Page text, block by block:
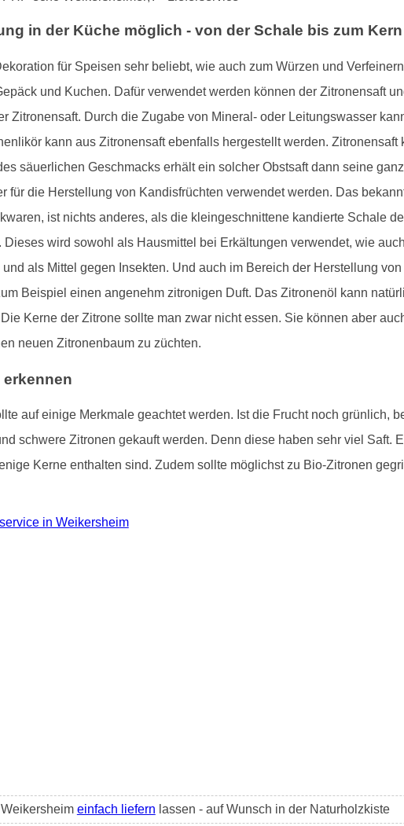
in der Küche möglich - von der Schale bis zum Kern
für Speisen sehr beliebt, wie auch zum Würzen und
und Kuchen. Dafür verwendet werden können der Zitronensaft
Zitronensaft. Durch die Zugabe von Mineral- oder Leitungswasser
kann aus Zitronensaft ebenfalls hergestellt werden.
säuerlichen Geschmacks erhält ein solcher Obstsaft dann seine
für die Herstellung von Kandisfrüchten verwendet werden. Das
ist nichts anderes, als die kleingeschnittene kandierte Schale
Dieses wird sowohl als Hausmittel bei Erkältungen verwendet, wie
als Mittel gegen Insekten. Und auch im Bereich der Herstellung
Beispiel einen angenehm zitronigen Duft. Das Zitronenöl kann
Kerne der Zitrone sollte man zwar nicht essen. Sie können aber
neuen Zitronenbaum zu züchten.
auf einige Merkmale geachtet werden. Ist die Frucht noch grünlich,
schwere Zitronen gekauft werden. Denn diese haben sehr viel Saft.
Kerne enthalten sind. Zudem sollte möglichst zu Bio-Zitronen
in Weikersheim
einfach liefern lassen - auf Wunsch in der Naturholzkiste